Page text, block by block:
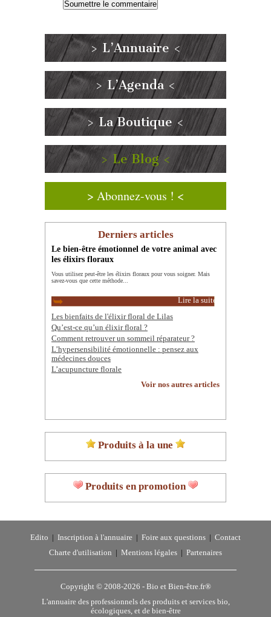
> L’Annuaire <
> L’Agenda <
> La Boutique <
> Le Blog <
> Abonnez-vous ! <
Derniers articles
Le bien-être émotionnel de votre animal avec
les élixirs floraux
Vous utilisez peut-être les élixirs floraux pour vous soigner. Mais
savez-vous que cette méthode...
Lire la suite
Les bienfaits de l'élixir floral de Lilas
Qu’est-ce qu’un élixir floral ?
Comment retrouver un sommeil réparateur ?
L’hypersensibilité émotionnelle : pensez aux
médecines douces
L’acupuncture florale
Voir nos autres articles
Produits à la une
Produits en promotion
Edito Inscription à l'annuaire Foire aux questions
Contact
Charte d'utilisation
Mentions légales Partenaires
Copyright © 2008-2026 - Bio et Bien-être.fr®
L'annuaire des professionnels des produits et services bio,
écologiques, et de bien-être